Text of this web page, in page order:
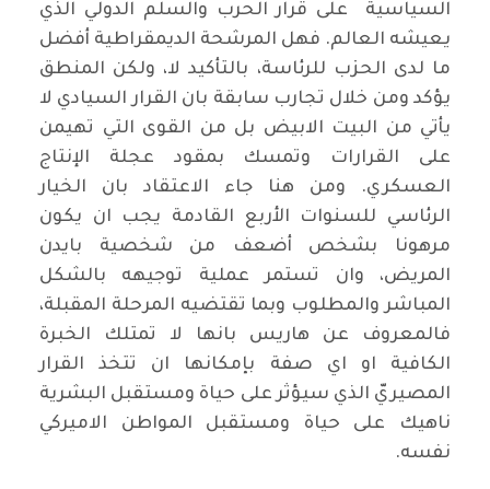
السياسية على قرار الحرب والسلم الدولي الذي
يعيشه العالم. فهل المرشحة الديمقراطية أفضل
ما لدى الحزب للرئاسة، بالتأكيد لا، ولكن المنطق
يؤكد ومن خلال تجارب سابقة بان القرار السيادي لا
يأتي من البيت الابيض بل من القوى التي تهيمن
على القرارات وتمسك بمقود عجلة الإنتاج
العسكري. ومن هنا جاء الاعتقاد بان الخيار
الرئاسي للسنوات الأربع القادمة يجب ان يكون
مرهونا بشخص أضعف من شخصية بايدن
المريض، وان تستمر عملية توجيهه بالشكل
المباشر والمطلوب وبما تقتضيه المرحلة المقبلة،
فالمعروف عن هاريس بانها لا تمتلك الخبرة
الكافية او اي صفة بإمكانها ان تتخذ القرار
المصيريّ الذي سيؤثر على حياة ومستقبل البشرية
ناهيك على حياة ومستقبل المواطن الاميركي
نفسه.